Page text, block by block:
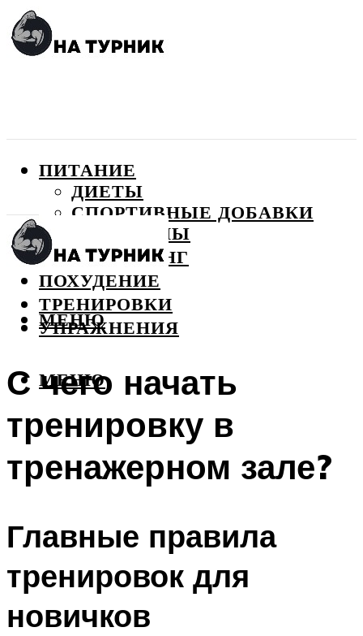
ПИТАНИЕ
ДИЕТЫ
СПОРТИВНЫЕ ДОБАВКИ
ВИТАМИНЫ
БОДИБИЛДИНГ
ПОХУДЕНИЕ
ТРЕНИРОВКИ
УПРАЖНЕНИЯ
МЕНЮ
МЕНЮ
С чего начать
тренировку в
тренажерном зале?
Главные правила
тренировок для
новичков